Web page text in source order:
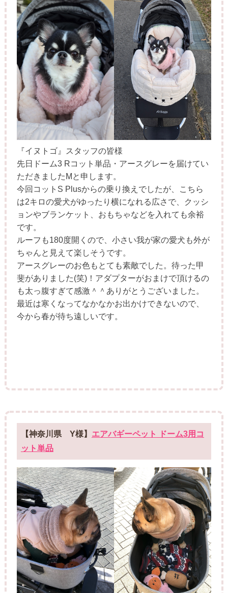
『イヌトゴ』スタッフの皆様
先日ドーム3 Rコット単品・アースグレーを届けてい
ただきましたMと申します。
今回コット S Plusからの乗り換えでしたが、こちら
は2キロの愛犬がゆったり横になれる広さで、クッシ
ョンやブランケット、おもちゃなどを入れても余裕
です。
ルーフも180度開くので、小さい我が家の愛犬も外が
ちゃんと見えて楽しそうです。
アースグレーのお色もとても素敵でした。待った甲
斐がありました(笑)！アダプターがおまけで頂けるの
も太っ腹すぎて感激＾＾ありがとうございました。
最近は寒くなってなかなかお出かけできないので、
今から春が待ち遠しいです。
【神奈川県 Y様】 エアバギーペット ドーム3用コ
ット単品